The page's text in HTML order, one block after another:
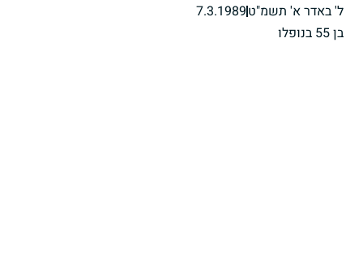
ל' באדר א' תשמ"ט7.3.1989
בן 55 בנופלו